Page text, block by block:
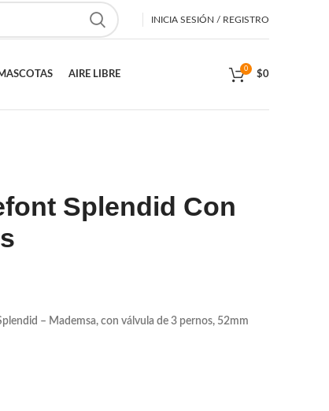
INICIA SESIÓN / REGISTRO
AIRE LIBRE
0
$0
Splendid Con
– Mademsa, con válvula de 3 pernos, 52mm